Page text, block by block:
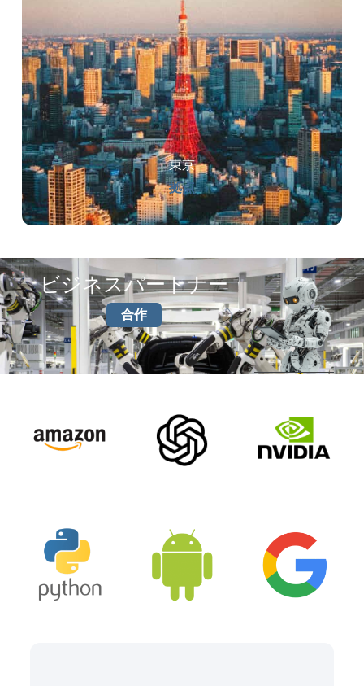
東京
拠点
ビジネスパートナー
合作